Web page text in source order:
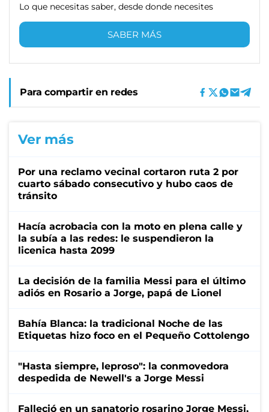
Lo que necesitas saber, desde donde necesites
SABER MÁS
Para compartir en redes
Ver más
Por una reclamo vecinal cortaron ruta 2 por
cuarto sábado consecutivo y hubo caos de
tránsito
Hacía acrobacia con la moto en plena calle y
la subía a las redes: le suspendieron la
licenica hasta 2099
La decisión de la familia Messi para el último
adiós en Rosario a Jorge, papá de Lionel
Bahía Blanca: la tradicional Noche de las
Etiquetas hizo foco en el Pequeño Cottolengo
"Hasta siempre, leproso": la conmovedora
despedida de Newell's a Jorge Messi
Falleció en un sanatorio rosarino Jorge Messi,